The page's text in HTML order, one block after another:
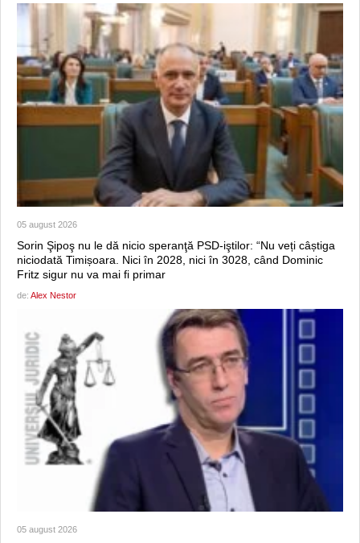
05 august 2026
Sorin Şipoş nu le dă nicio speranţă PSD-iştilor: “Nu veți câștiga
niciodată Timișoara. Nici în 2028, nici în 3028, când Dominic
Fritz sigur nu va mai fi primar
de: Alex Nestor
05 august 2026